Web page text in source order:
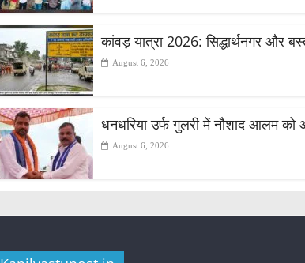
कांवड़ यात्रा 2026: सिद्धार्थनगर और
August 6, 2026
धनधरिया उर्फ गुलरी में नौशाद आलम को
August 6, 2026